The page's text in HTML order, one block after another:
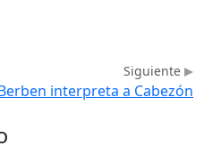
Siguiente
interpreta a Cabezón